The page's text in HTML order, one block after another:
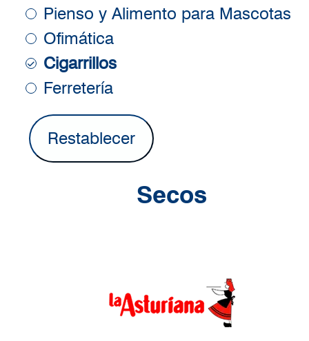
Pienso y Alimento para Mascotas
Ofimática
Cigarrillos
Ferretería
Secos